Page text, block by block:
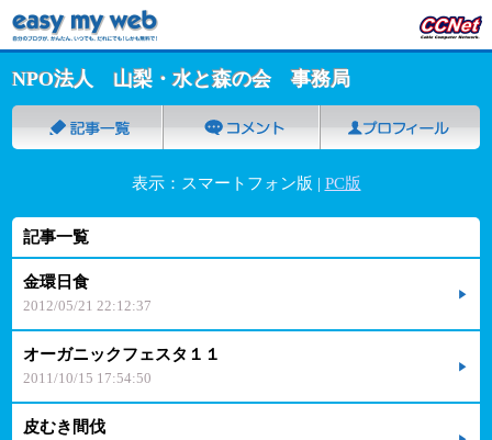
NPO法人 山梨・水と森の会 事務局
表示：スマートフォン版 | PC版
記事一覧
金環日食
2012/05/21 22:12:37
オーガニックフェスタ１１
2011/10/15 17:54:50
皮むき間伐